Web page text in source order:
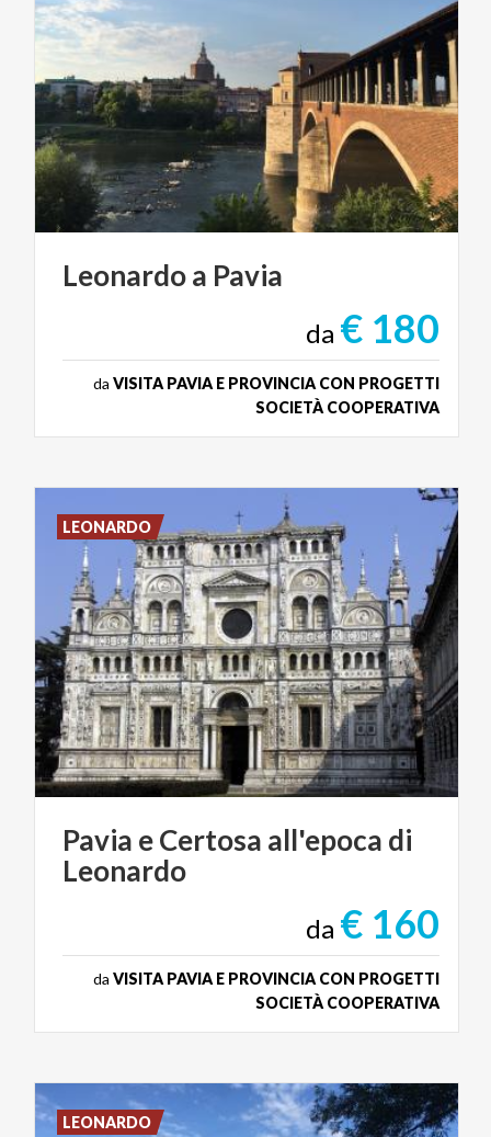
Leonardoa Pavia
da € 180
da VISITA PAVIA E PROVINCIA CON PROGETTI
SOCIETÀ COOPERATIVA
Pavia eCertosa all'epoca di
Leonardo
da € 160
da VISITA PAVIA E PROVINCIA CON PROGETTI
SOCIETÀ COOPERATIVA
LEONARDO
LEONARDO